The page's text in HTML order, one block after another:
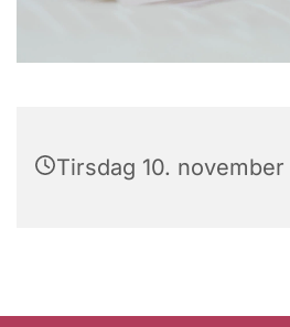
Tirsdag 10. november